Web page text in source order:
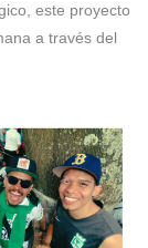
este proyecto
a través del